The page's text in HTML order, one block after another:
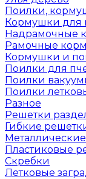
Поилки,
Кормушки для
Надрамочные
Рамочные
Кормушки и
Поилки для
Поилки
Поилки
Разное
Решетки
Гибкие
Пластиковые
Скребки
Летковые